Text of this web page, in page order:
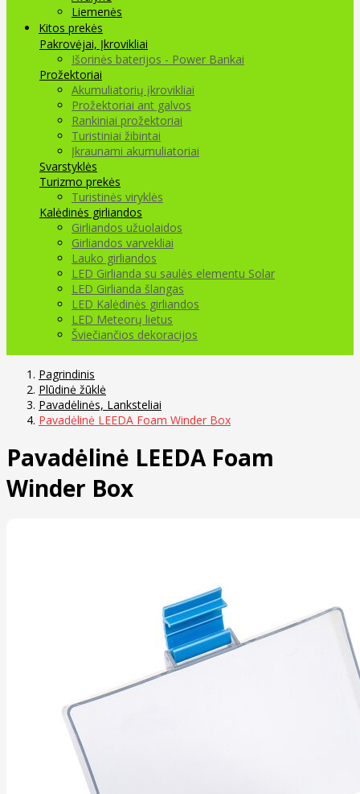
Liemenės
Kitos prekės
Pakrovėjai, Įkrovikliai
Išorinės baterijos - Power Bankai
Prožektoriai
Akumuliatorių įkrovikliai
Prožektoriai ant galvos
Rankiniai prožektoriai
Turistiniai žibintai
Įkraunami akumuliatoriai
Svarstyklės
Turizmo prekės
Turistinės viryklės
Kalėdinės girliandos
Girliandos užuolaidos
Girliandos varvekliai
Lauko girliandos
LED Girlianda su saulės elementu Solar
LED Girlianda šlangas
LED Kalėdinės girliandos
LED Meteorų lietus
Šviečiančios dekoracijos
Pagrindinis
Plūdinė žūklė
Pavadėlinės, Lanksteliai
Pavadėlinė LEEDA Foam Winder Box
Pavadėlinė LEEDA Foam
Winder Box